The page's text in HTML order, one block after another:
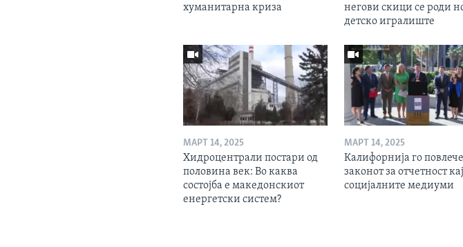
хуманитарна криза
негови скици се роди
детско игралиште
МАРТ 14, 2025
Хидроцентрали постари од
половина век: Во каква
состојба е македонскиот
енергетски систем?
МАРТ 14, 2025
Калифорнија го повлече
законот за отчетност кај
социјалните медиуми